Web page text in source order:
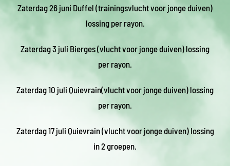
Zaterdag 26 juni Duffel (trainingsvlucht voor jonge duiven)
lossing per rayon.
Zaterdag 3 juli Bierges (vlucht voor jonge duiven) lossing
per rayon.
Zaterdag 10 juli Quievrain(vlucht voor jonge duiven) lossing
per rayon.
Zaterdag 17 juli Quievrain (vlucht voor jonge duiven) lossing
in 2 groepen.